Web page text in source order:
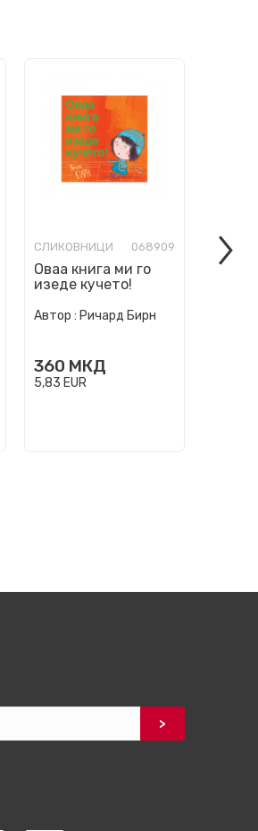
СЛИКОВНИЦИ 068909
Оваа книга ми го
изеде кучето!
Автор : Ричард Бирн
360 МКД
5,83 EUR
Ние